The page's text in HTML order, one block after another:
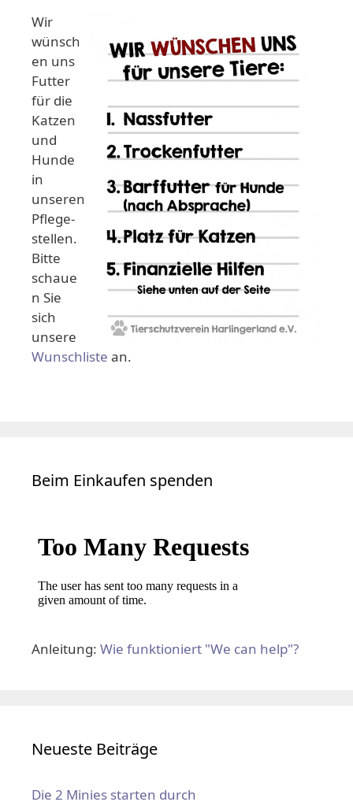
Wir
wünsch
en uns
Futter
für die
Katzen
und
Hunde
in
unseren
Pflege-
stellen.
Bitte
schaue
n Sie
sich
unsere
Wunschliste an.
Beim Einkaufen spenden
Anleitung: Wie funktioniert "We can help"?
Neueste Beiträge
Die 2 Minies starten durch